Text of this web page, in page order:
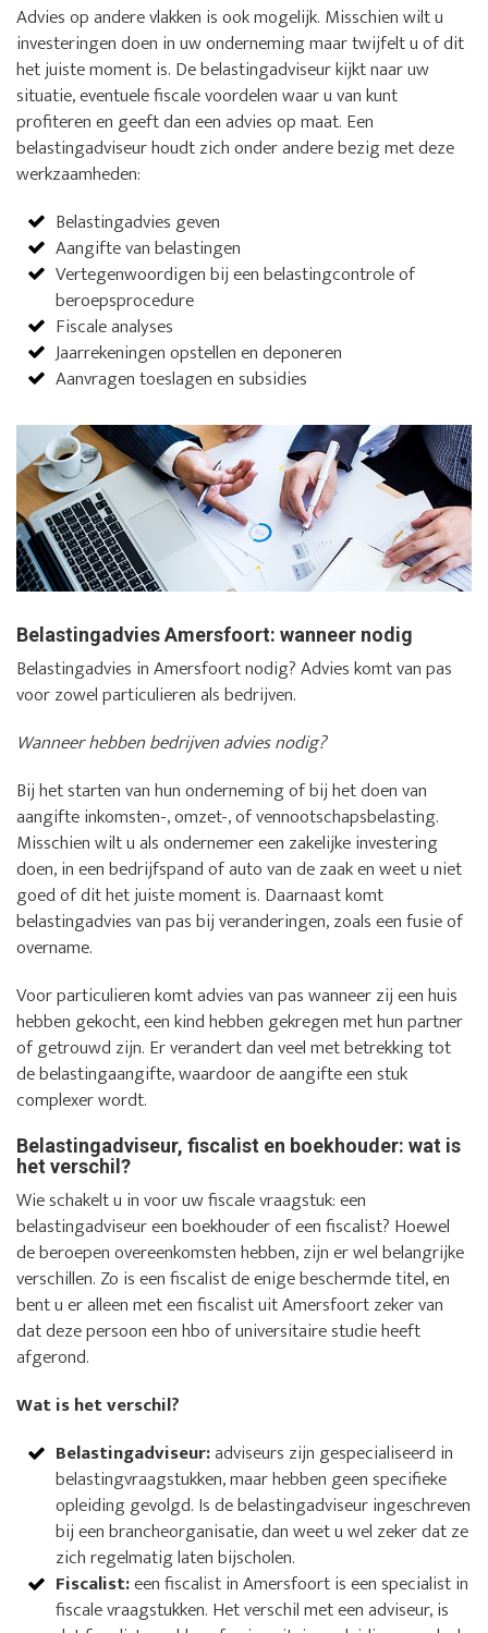
Advies op andere vlakken is ook mogelijk. Misschien wilt u
investeringen doen in uw onderneming maar twijfelt u of dit
het juiste moment is. De belastingadviseur kijkt naar uw
situatie, eventuele fiscale voordelen waar u van kunt
profiteren en geeft dan een advies op maat. Een
belastingadviseur houdt zich onder andere bezig met deze
werkzaamheden:
Belastingadvies geven
Aangifte van belastingen
Vertegenwoordigen bij een belastingcontrole of
beroepsprocedure
Fiscale analyses
Jaarrekeningen opstellen en deponeren
Aanvragen toeslagen en subsidies
Belastingadvies Amersfoort: wanneer nodig
Belastingadvies in Amersfoort nodig? Advies komt van pas
voor zowel particulieren als bedrijven.
Wanneer hebben bedrijven advies nodig?
Bij het starten van hun onderneming of bij het doen van
aangifte inkomsten-, omzet-, of vennootschapsbelasting.
Misschien wilt u als ondernemer een zakelijke investering
doen, in een bedrijfspand of auto van de zaak en weet u niet
goed of dit het juiste moment is. Daarnaast komt
belastingadvies van pas bij veranderingen, zoals een fusie of
overname.
Voor particulieren komt advies van pas wanneer zij een huis
hebben gekocht, een kind hebben gekregen met hun partner
of getrouwd zijn. Er verandert dan veel met betrekking tot
de belastingaangifte, waardoor de aangifte een stuk
complexer wordt.
Belastingadviseur, fiscalist en boekhouder: wat is
het verschil?
Wie schakelt u in voor uw fiscale vraagstuk: een
belastingadviseur een boekhouder of een fiscalist? Hoewel
de beroepen overeenkomsten hebben, zijn er wel belangrijke
verschillen. Zo is een fiscalist de enige beschermde titel, en
bent u er alleen met een fiscalist uit Amersfoort zeker van
dat deze persoon een hbo of universitaire studie heeft
afgerond.
Wat is het verschil?
Belastingadviseur:adviseurs zijn gespecialiseerd in
belastingvraagstukken, maar hebben geen specifieke
opleiding gevolgd. Is de belastingadviseur ingeschreven
bij een brancheorganisatie, dan weet u wel zeker dat ze
zich regelmatig laten bijscholen.
Fiscalist:een fiscalist in Amersfoort is een specialist in
fiscale vraagstukken. Het verschil met een adviseur, is